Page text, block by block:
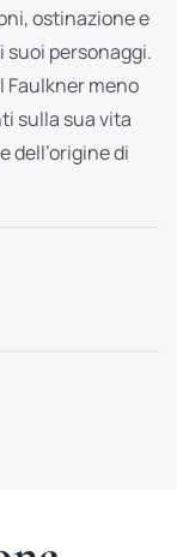
ostinazione e
suoi personaggi.
meno
sulla sua vita
dell’origine di